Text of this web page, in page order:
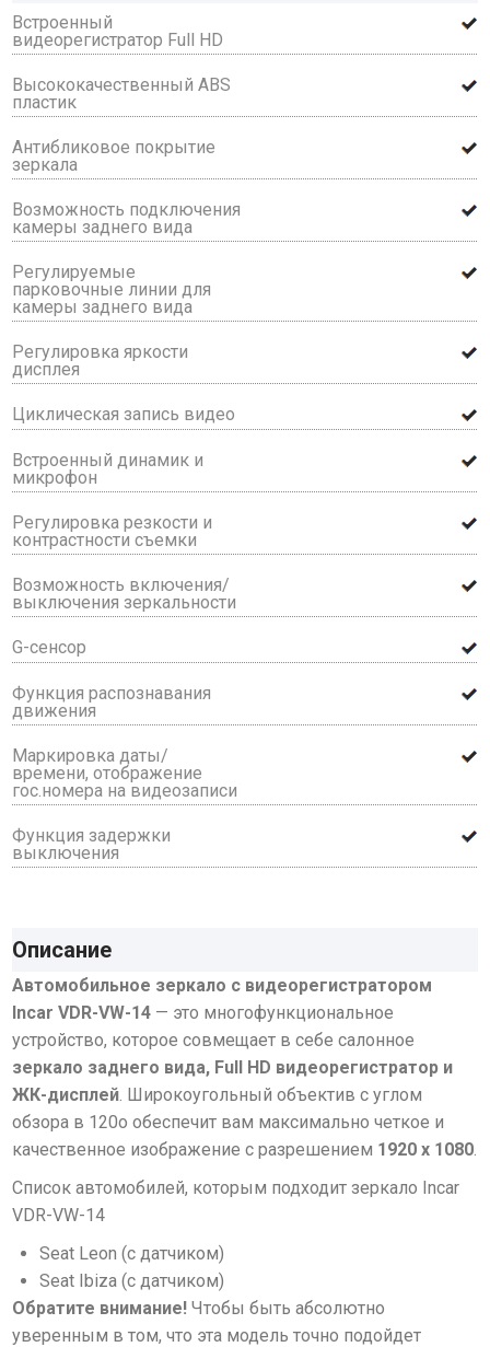
Встроенный
видеорегистратор Full HD
Высококачественный ABS
пластик
Антибликовое покрытие
зеркала
Возможность подключения
камеры заднего вида
Регулируемые
парковочные линии для
камеры заднего вида
Регулировка яркости
дисплея
Циклическая запись видео
Встроенный динамик и
микрофон
Регулировка резкости и
контрастности съемки
Возможность включения/
выключения зеркальности
G-сенсор
Функция распознавания
движения
Маркировка даты/
времени, отображение
гос.номера на видеозаписи
Функция задержки
выключения
Описание
Автомобильное зеркало с видеорегистратором
Incar VDR-VW-14 — это многофункциональное
устройство, которое совмещает в себе салонное
зеркало заднего вида, Full HD видеорегистратор и
ЖК-дисплей . Широкоугольный объектив с углом
обзора в 120ообеспечит вам максимально четкое и
качественное изображение с разрешением 1920 x 1080
Список автомобилей, которым подходитзеркало Incar
VDR-VW-14
Seat Leon (с датчиком)
Seat Ibiza (с датчиком)
Обратите внимание! Чтобы быть абсолютно
уверенным в том, что эта модель точно подойдет